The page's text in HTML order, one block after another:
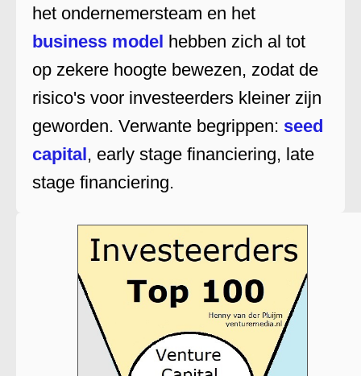
het ondernemersteam en het
business model hebben zich al tot
op zekere hoogte bewezen, zodat de
risico's voor investeerders kleiner zijn
geworden. Verwante begrippen: seed
capital , early stage financiering, late
stage financiering.